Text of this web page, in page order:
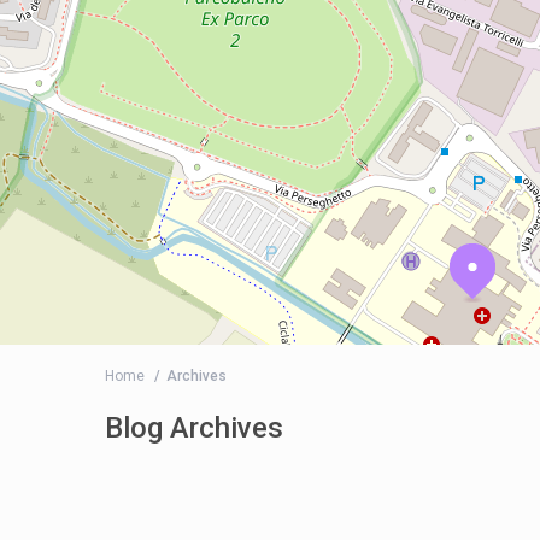
Home Archives
Blog Archives